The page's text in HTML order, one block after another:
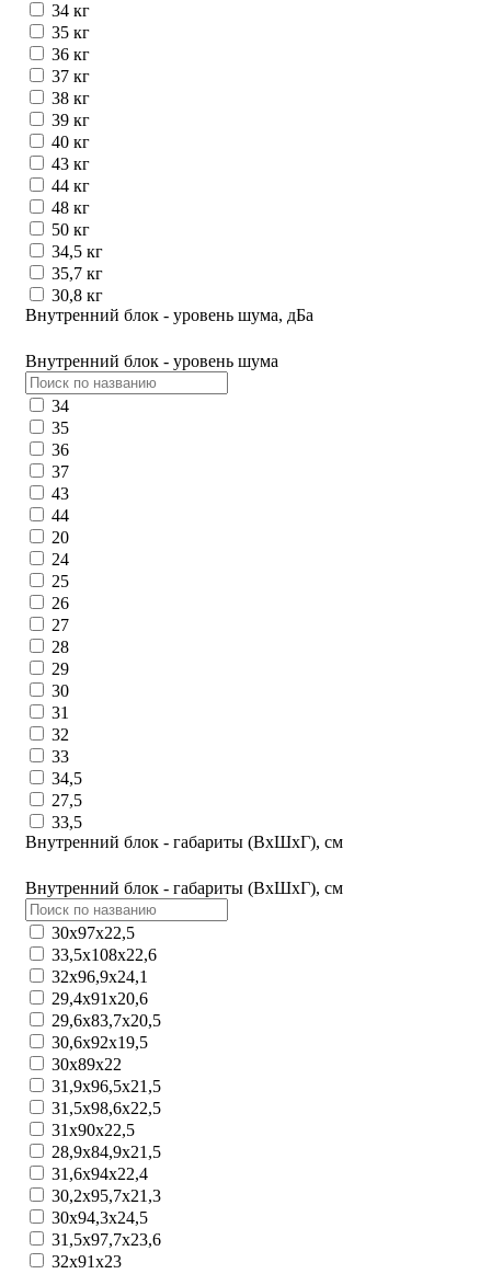
34 кг
35 кг
36 кг
37 кг
38 кг
39 кг
40 кг
43 кг
44 кг
48 кг
50 кг
34,5 кг
35,7 кг
30,8 кг
Внутренний блок - уровень шума, дБа
Внутренний блок - уровень шума
34
35
36
37
43
44
20
24
25
26
27
28
29
30
31
32
33
34,5
27,5
33,5
Внутренний блок - габариты (ВхШхГ), см
Внутренний блок - габариты (ВхШхГ), см
30x97x22,5
33,5x108x22,6
32x96,9x24,1
29,4х91х20,6
29,6х83,7х20,5
30,6x92x19,5
30x89x22
31,9x96,5x21,5
31,5x98,6x22,5
31x90x22,5
28,9x84,9x21,5
31,6x94x22,4
30,2x95,7x21,3
30х94,3х24,5
31,5x97,7x23,6
32x91x23